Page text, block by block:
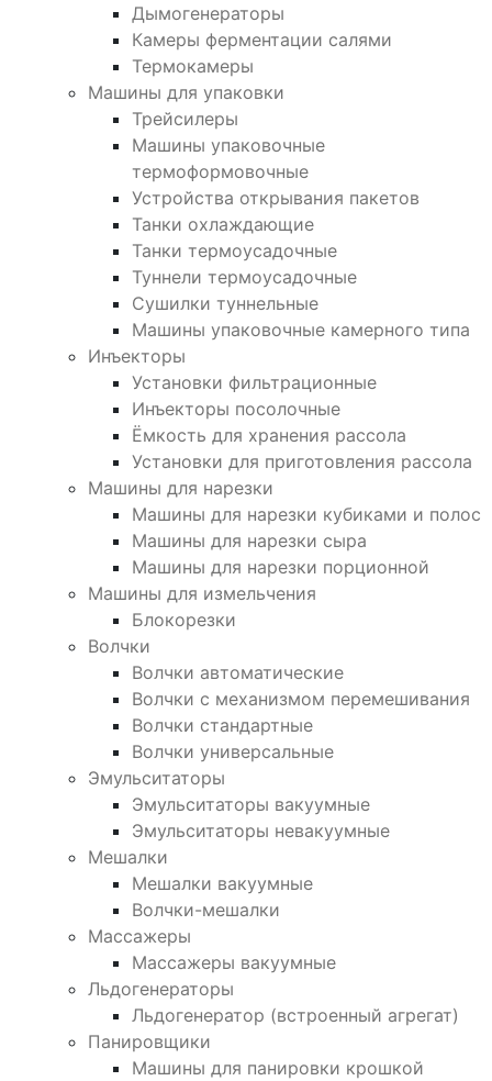
Дымогенераторы
Камеры ферментации салями
Термокамеры
Машины для упаковки
Трейсилеры
Машины упаковочные
термоформовочные
Устройства открывания пакетов
Танки охлаждающие
Танки термоусадочные
Туннели термоусадочные
Сушилки туннельные
Машины упаковочные камерного типа
Инъекторы
Установки фильтрационные
Инъекторы посолочные
Ёмкость для хранения рассола
Установки для приготовления рассола
Машины для нарезки
Машины для нарезки кубиками и полос
Машины для нарезки сыра
Машины для нарезки порционной
Машины для измельчения
Блокорезки
Волчки
Волчки автоматические
Волчки с механизмом перемешивания
Волчки стандартные
Волчки универсальные
Эмульситаторы
Эмульситаторы вакуумные
Эмульситаторы невакуумные
Мешалки
Мешалки вакуумные
Волчки-мешалки
Массажеры
Массажеры вакуумные
Льдогенераторы
Льдогенератор (встроенный агрегат)
Панировщики
Машины для панировки крошкой